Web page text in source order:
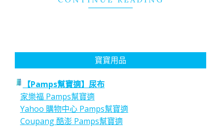
寶寶用品
【Pamps幫寶適】尿布
家樂福 Pamps幫寶適
Yahoo 購物中心 Pamps幫寶適
Coupang 酷澎 Pamps幫寶適